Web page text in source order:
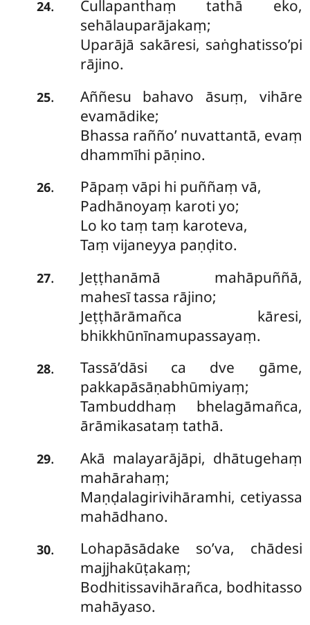
24.
Cullapanthaṃ tathā eko,
sehālauparājakaṃ;
Uparājā sakāresi, saṅghatisso’pi
rājino.
25.
Aññesu bahavo āsuṃ, vihāre
evamādike;
Bhassa rañño’ nuvattantā, evaṃ
dhammīhi pāṇino.
26.
Pāpaṃ vāpi hi puññaṃ vā,
Padhānoyaṃ karoti yo;
Lo ko taṃ taṃ karoteva,
Taṃ vijaneyya paṇḍito.
27. Jeṭṭhanāmā mahāpuññā,
mahesī tassa rājino;
Jeṭṭhārāmañca kāresi,
bhikkhūnīnamupassayaṃ.
28.
Tassā’dāsi ca dve gāme,
pakkapāsāṇabhūmiyaṃ;
Tambuddhaṃ bhelagāmañca,
ārāmikasataṃ tathā.
29.
Akā malayarājāpi, dhātugehaṃ
mahārahaṃ;
Maṇḍalagirivihāramhi, cetiyassa
mahādhano.
30.
Lohapāsādake so’va, chādesi
majjhakūṭakaṃ;
Bodhitissavihārañca, bodhitasso
mahāyaso.